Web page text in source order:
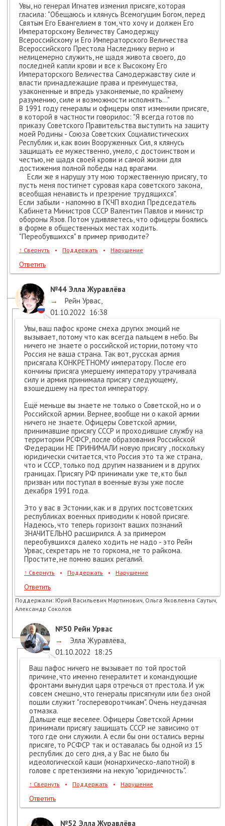
Увы, но генерал Игнатев изменил присяге, которая
гласила: "Обещаюсь и клянусь Всемогущим Богом, перед
Святым Его Евангелием в том, что хочу и должен Его
Императорскому Величеству Самодержцу
Всероссийскому и Его Императорского Величества
Всероссийского Престола Наследнику верно и
нелицемерно служить, не щадя живота своего, до
последней капли крови и все к Высокому Его
Императорского Величества Самодержавству силе и
власти принадлежащие права и преимущества,
узаконенные и впредь узаконяемые, по крайнему
разумению, силе и возможности исполнять..."
В 1991 году генералы и офицеры опят изменили присяге,
в которой в частности говорилос: "Я всегда готов по
приказу Советского Правительства выступить на защиту
моей Родины - Союза Советских Социалистических
Республик и, как воин Вооруженных Сил, я клянусь
защищать ее мужественно, умело, с достоинством и
честью, не щадя своей крови и самой жизни для
достижения полной победы над врагами.
Если же я нарушу эту мою торжественную присягу, то
пусть меня постигнет суровая кара советского закона,
всеобщая ненависть и презрение трудящихся".
Если забыли - напомню в ГКЧП входил Председатель
Кабинета Министров СССР Валентин Павлов и министр
обороны Язов. Потом удивляетесь, что офицеры боялись
в форме в общественных местах ходить.
"Переобувшихся" в пример приводите?
↑ Свернуть • Поддержать • Нарушение
Ответить
№44 Элла Журавлёва
→
Рейн Урвас
01.10.2022 16:38
Увы, ваш пафос кроме смеха других эмоций не
вызывает, потому что как всегда пальцем в небо. Вы
ничего не знаете о российской истории, потому что
Россия не ваша страна. Так вот, русская армия
присягала КОНКРЕТНОМУ императору. После его
кончины присяга умершему императору утрачивала
силу и армия принимала присягу следующему,
взошедшему на престол императору.
Ещё меньше вы знаете не только о Советской, но и о
Российской армии. Вернее, вообще ни о какой армии
ничего не знаете. Офицеры Советской армии,
принимавшие присягу СССР и проходившие службу на
территории РСФСР, после образования Российской
Федерации НЕ ПРИНИМАЛИ новую присягу , поскольку
юридически считается, что Россия это та же страна,
что и СССР, только под другим названием и в других
границах. Присягу РФ принимали уже те, кто был
призван или поступал в военные вузы уже после
декабря 1991 года.
Это у вас в Эстонии, как и в других постсоветских
республиках военных приводили к новой присяге.
Надеюсь, что теперь горизонт ваших познаний
ЗНАЧИТЕЛЬНО расширился. А за примером
переобувшихся далеко ходить не надо - это Рейн
Урвас, секретарь не то горкома, не то райкома.
Простите, не помню ваших регалий.
↑ Свернуть • Поддержать • Нарушение
Ответить
Поддержали: Юрий Васильевич Мартинович, Ольга Яковлевна Саутыч,
Александр Соколов
№50 Рейн Урвас
→
Элла Журавлёва
01.10.2022 18:25
Ваш пафос ничего не вызывает по той простой
причине, что именно генералитет и командующие
фронтами вынудил царя отречься от престола. И уж
совсем смешно, что генералы присягнули или без оной
пошли служит "госпереворотчикам". Очень неудачная
отмазка.
Дальше еще веселее. Офицеры Советской Армии
принимали присягу защищать СССР не зависимо от
того где они служили. А если бы они остались верны
присяге, то РСФСР так и оставалась бы одной из 15
республик до сего дня, а у Вас не было бы
идеологической каши (монархическо-лапотной) в
голове с претензиями на некую "юридичность".
↑ Свернуть • Поддержать • Нарушение
Ответить
№52 Элла Журавлёва